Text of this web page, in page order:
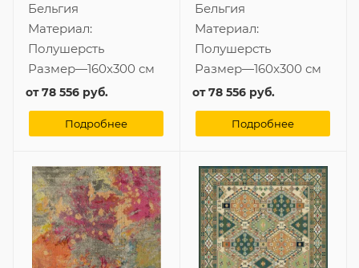
Бельгия
Материал:
Полушерсть
Размер—160x300 см
от78 556 руб.
Подробнее
Бельгия
Материал:
Полушерсть
Размер—160x300 см
от78 556 руб.
Подробнее